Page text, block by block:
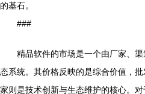
的基石。
###
精品软件的市场是一个由厂家、
态系统。其价格反映的是综合价值，
家则是技术创新与生态维护的核心。